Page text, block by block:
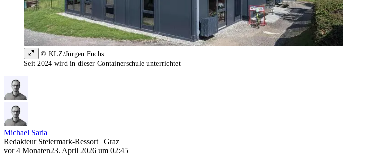
© KLZ/Jürgen Fuchs
Seit 2024 wird in dieser Containerschule unterrichtet
Michael Saria
Redakteur Steiermark-Ressort | Graz
vor 4 Monaten23. April 2026 um 02:45